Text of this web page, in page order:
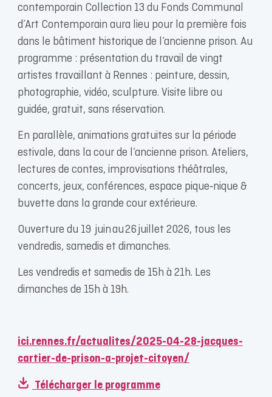
contemporain Collection 13 du Fonds Communal
d’Art Contemporain aura lieu pour la première fois
dans le bâtiment historique de l’ancienne prison. Au
programme : présentation du travail de vingt
artistes travaillant à Rennes : peinture, dessin,
photographie, vidéo, sculpture. Visite libre ou
guidée, gratuit, sans réservation.
En parallèle, animations gratuites sur la période
estivale, dans la cour de l’ancienne prison. Ateliers,
lectures de contes, improvisations théâtrales,
concerts, jeux, conférences, espace pique‑nique &
buvette dans la grande cour extérieure.
Ouverture du 19 juin au 26 juillet 2026, tous les
vendredis, samedis et dimanches.
Les vendredis et samedis de 15h à 21h. Les
dimanches de 15h à 19h.
ici.rennes.fr/actualites/2025-04-28-jacques-
cartier-de-prison-a-projet-citoyen/
Télécharger le programme